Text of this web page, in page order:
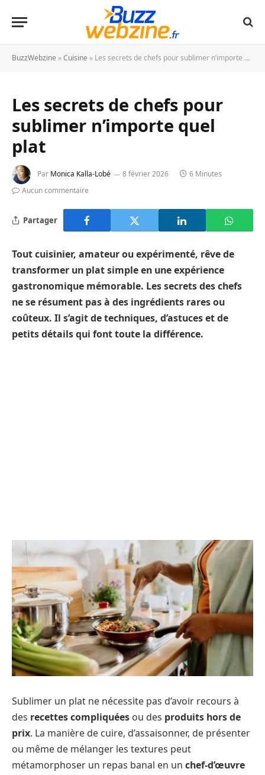
BuzzWebzine »Cuisine » Les secrets de chefs pour sublimer n’importe quel plat
Les secrets de chefs pour
sublimer n’importe quel
plat
Par Monica Kalla-Lobé 8 février 2026
6 Minutes
Aucun commentaire
Partager
Tout cuisinier, amateur ou expérimenté, rêve de
transformer un plat simple en une expérience
gastronomique mémorable. Les secrets des chefs
ne se résument pas à des ingrédients rares ou
coûteux. Il s’agit de techniques, d’astuces et de
petits détails qui font toute la différence.
Sublimer un plat ne nécessite pas d’avoir recours à
des recettes compliquées ou des produits hors de
prix. La manière de cuire, d’assaisonner, de présenter
ou même de mélanger les textures peut
métamorphoser un repas banal en un chef-d’œuvre